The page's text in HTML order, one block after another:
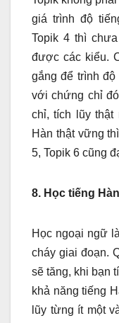
giá trình độ
Topik 4 thì
được các kiểu.
gắng để trình
với chứng chỉ
chỉ, tích lũy thật
Hàn thật vững
5, Topik 6 cũng
8. Học tiếng
Học ngoại ngữ
cháy giai đoạn.
sẽ tăng, khi bạn
khả năng tiếng
lũy từng ít một